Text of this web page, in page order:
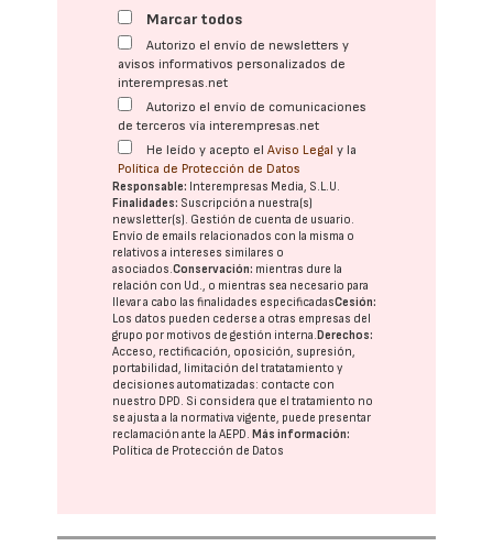
Marcar todos
Autorizo el envío de newsletters y
avisos informativos personalizados de
interempresas.net
Autorizo el envío de comunicaciones
de terceros vía interempresas.net
He leído y acepto elAviso Legal y la
Política de Protección de Datos
Responsable: Interempresas Media, S.L.U.
Finalidades: Suscripción a nuestra(s)
newsletter(s). Gestión de cuenta de usuario.
Envío de emails relacionados con la misma o
relativos a intereses similares o
asociados.Conservación: mientras dure la
relación con Ud., o mientras sea necesario para
llevar a cabo las finalidades especificadasCesión:
Los datos pueden cederse a otras empresas del
grupo por motivos de gestión interna.Derechos:
Acceso, rectificación, oposición, supresión,
portabilidad, limitación del tratatamiento y
decisiones automatizadas: contacte con
nuestro DPD. Si considera que el tratamiento no
se ajusta a la normativa vigente, puede presentar
reclamación ante laAEPD.Más información:
Política de Protección de Datos